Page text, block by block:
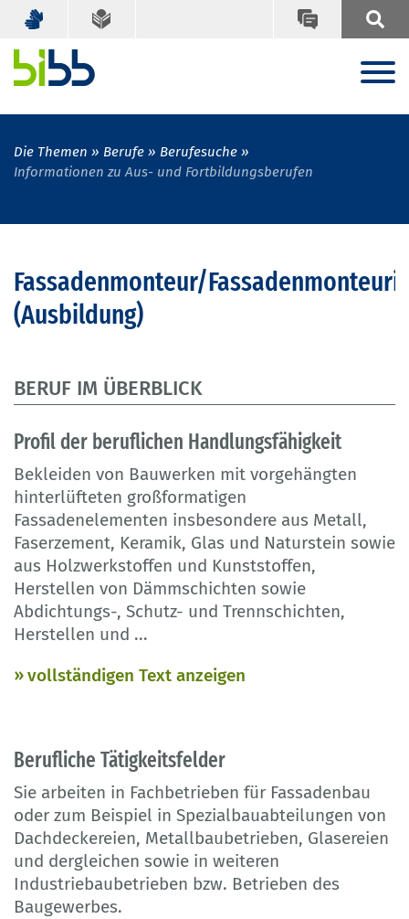
Die Themen Berufe
Berufesuche
Informationen zu Aus- und Fortbildungsberufen
Fassadenmonteur/
(Ausbildung)
BERUF IM ÜBERBLICK
Profil der beruflichen Handlungsfähigkeit
Bekleiden von Bauwerken mit vorgehängten
hinterlüfteten großformatigen
Fassadenelementen insbesondere aus Metall,
Faserzement, Keramik, Glas und Naturstein sowie
aus Holzwerkstoffen und Kunststoffen,
Herstellen von Dämmschichten sowie
Abdichtungs-, Schutz- und Trennschichten,
Herstellen und ...
vollständigen Text anzeigen
Berufliche Tätigkeitsfelder
Sie arbeiten in Fachbetrieben für Fassadenbau
oder zum Beispiel in Spezialbauabteilungen von
Dachdeckereien, Metallbaubetrieben, Glasereien
und dergleichen sowie in weiteren
Industriebaubetrieben bzw. Betrieben des
Baugewerbes.